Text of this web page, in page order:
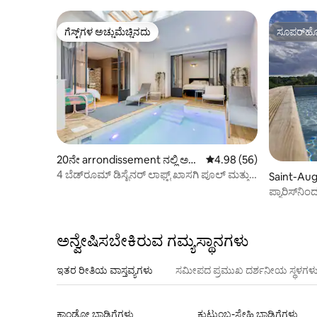
ಗೆಸ್ಟ್‌ಗಳ ಅಚ್ಚುಮೆಚ್ಚಿನದು
ಗೆಸ್ಟ್‌ಗಳ ಅಚ್ಚುಮೆಚ್ಚಿನದು
20ನೇ arrondissement ನಲ್ಲಿ ಅ
ಪಾರ್ಟ್‌ಮಂಟ್
5 ರಲ್ಲಿ 4.98 ಸರಾಸರಿ
4.98 (56)
4 ಬೆಡ್‌ರೂಮ್ ಡಿಸೈನರ್ ಲಾಫ್ಟ್ ಖಾಸಗಿ ಪೂಲ್ ಮತ್ತು
Saint-
ಅನ್ವೇಷಿಸಬೇಕಿರುವ ಗಮ್ಯಸ್ಥಾನಗಳು
ಇತರ ರೀತಿಯ ವಾಸ್ತವ್ಯಗಳು ಸಮೀಪದ ಪ್ರಮುಖ ದರ್ಶನೀಯ ಸ್ಥಳಗಳು
ಕಾಂಡೋ ಬಾಡಿಗೆಗಳು ಕುಟುಂಬ-ಸ್ನೇಹಿ ಬಾಡಿಗೆಗಳು